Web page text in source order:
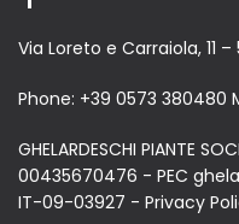
Via Loreto e Carraiola, 11
Phone: +39 0573 380480
GHELARDESCHI PIANTE
00435670476 - PEC
IT-09-03927 - Privacy